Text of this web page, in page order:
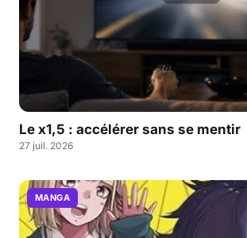
Le x1,5 : accélérer sans se mentir
27 juil. 2026
MANGA